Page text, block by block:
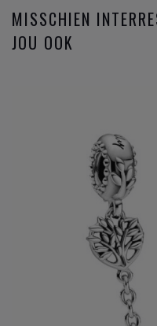
MISSCHIEN
JOU OOK